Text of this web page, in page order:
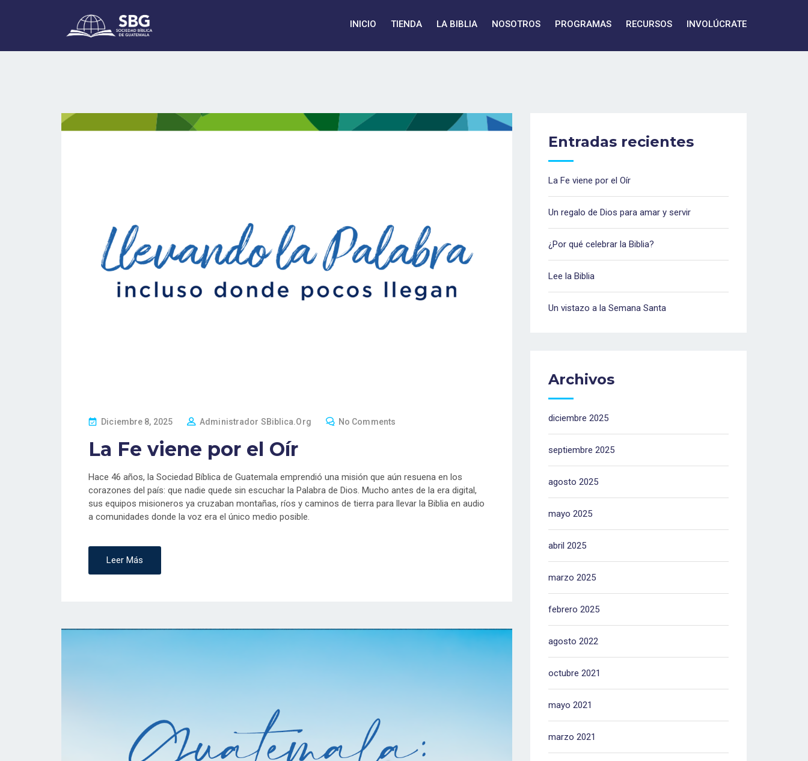
INICIO TIENDA LA BIBLIA NOSOTROS PROGRAMAS RECURSOS INVOLÚCRATE
P
S
E
D
O
N
Diciembre 8, 2025 Administrador SBiblica.org No Comments
La Fe viene por el Oír
Hace 46 años, la Sociedad Bíblica de Guatemala emprendió una misión que aún resuena en los
corazones del país: que nadie quede sin escuchar la Palabra de Dios. Mucho antes de la era digital,
sus equipos misioneros ya cruzaban montañas, ríos y caminos de tierra para llevar la Biblia en audio
a comunidades donde la voz era el único medio posible.
Leer Más
Entradas recientes
La Fe viene por el Oír
Un regalo de Dios para amar y servir
¿Por qué celebrar la Biblia?
Lee la Biblia
Un vistazo a la Semana Santa
Archivos
diciembre 2025
septiembre 2025
agosto 2025
mayo 2025
abril 2025
marzo 2025
febrero 2025
agosto 2022
octubre 2021
mayo 2021
marzo 2021